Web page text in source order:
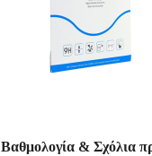
Βαθμολογία & Σχόλια